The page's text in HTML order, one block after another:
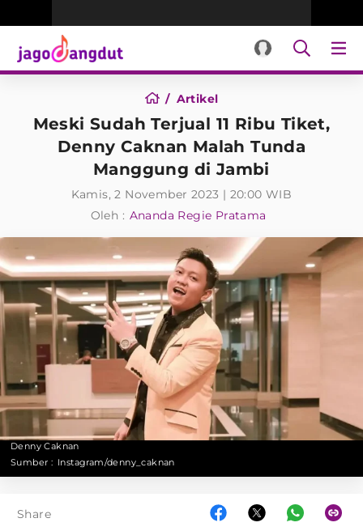
Artikel
Meski Sudah Terjual 11 Ribu Tiket,
Denny Caknan Malah Tunda
Manggung di Jambi
Kamis, 2 November 2023 | 20:00 WIB
Oleh : Ananda Regie Pratama
Denny Caknan
Sumber : Instagram/denny_caknan
Share